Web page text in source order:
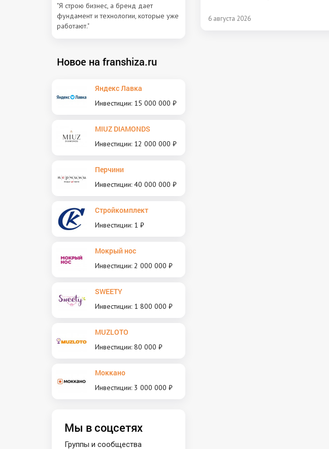
6 августа 2026
"Я строю бизнес, а бренд дает
фундамент и технологии, которые уже
работают."
Новое на franshiza.ru
Яндекс Лавка
Инвестиции: 15 000 000 ₽
MIUZ DIAMONDS
Инвестиции: 12 000 000 ₽
Перчини
Инвестиции: 40 000 000 ₽
Стройкомплект
Инвестиции: 1 ₽
Мокрый нос
Инвестиции: 2 000 000 ₽
SWEETY
Инвестиции: 1 800 000 ₽
MUZLOTO
Инвестиции: 80 000 ₽
Моккано
Инвестиции: 3 000 000 ₽
Мы в соцсетях
Группы и сообщества